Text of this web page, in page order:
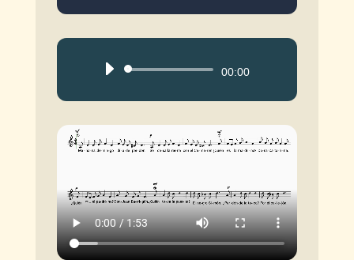
Reproductor00:00